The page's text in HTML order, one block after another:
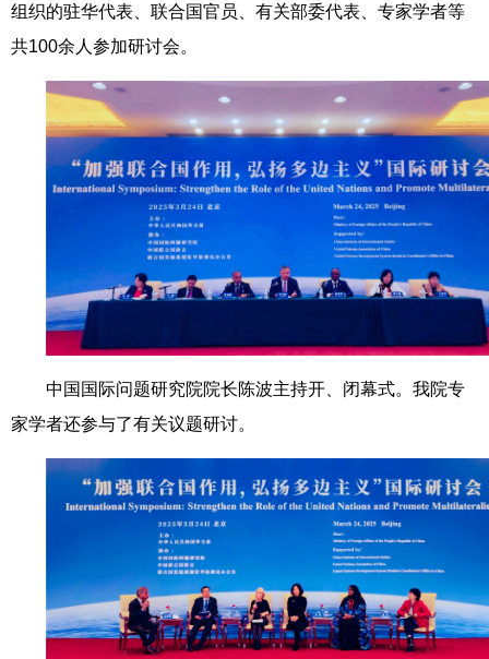
组织的驻华代表、联合国官员、有关部委代表、专家学者等
共100余人参加研讨会。
中国国际问题研究院院长陈波主持开、闭幕式。我院专
家学者还参与了有关议题研讨。